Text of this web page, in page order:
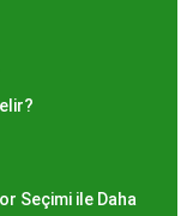
Hayır
Ayrıca,
Seçimi ile Daha